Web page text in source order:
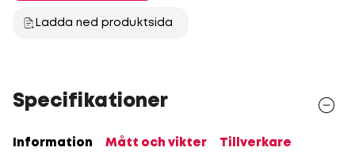
Ladda ned produktsida
Specifikationer
Information Mått och vikter Tillverkare